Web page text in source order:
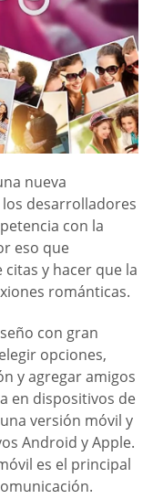
nueva
desarrolladores
con la
eso que
y hacer que la
románticas.
con gran
opciones,
y agregar amigos
en dispositivos de
versión móvil y
Android y Apple.
es el principal